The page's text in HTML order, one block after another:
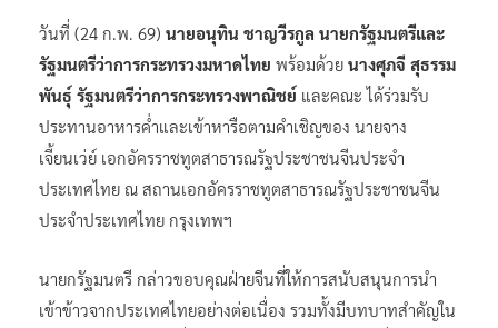
วันที่ (24 ก.พ. 69) นายอนุทิน ชาญวีรกูล นายกรัฐมนตรีและ
รัฐมนตรีว่าการกระทรวงมหาดไทย พร้อมด้วย นางศุภจี สุธรรม
พันธุ์ รัฐมนตรีว่าการกระทรวงพาณิชย์ และคณะ ได้ร่วมรับ
ประทานอาหารค่ำและเข้าหารือตามคำเชิญของ นายจาง
เจี้ยนเว่ย์ เอกอัครราชทูตสาธารณรัฐประชาชนจีนประจำ
ประเทศไทย ณ สถานเอกอัครราชทูตสาธารณรัฐประชาชนจีน
ประจำประเทศไทย กรุงเทพฯ
นายกรัฐมนตรี กล่าวขอบคุณฝ่ายจีนที่ให้การสนับสนุนการนำ
เข้าข้าวจากประเทศไทยอย่างต่อเนื่อง รวมทั้งมีบทบาทสำคัญใน